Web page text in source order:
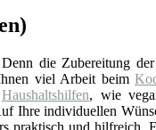
die Zubereitung der
viel Arbeit beim
Haushaltshilfen, wie
Ihre individuellen
praktisch und hilfreich.